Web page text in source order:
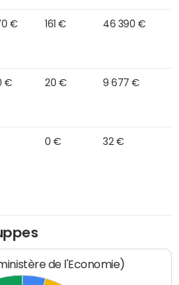
€ 161 € 46 390 €
€ 20 € 9 677 €
0 € 32 €
de l'Economie)